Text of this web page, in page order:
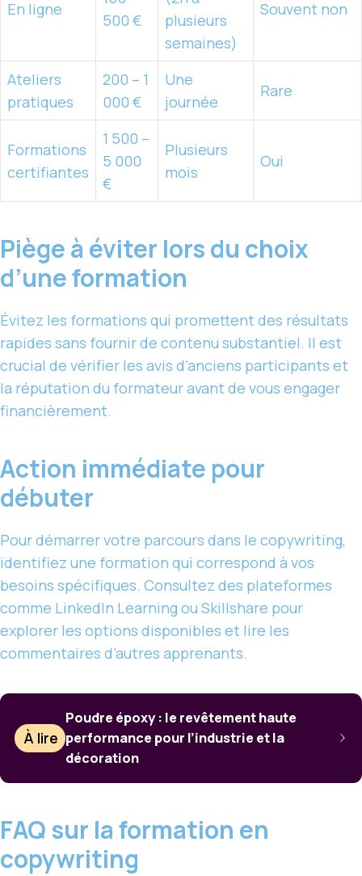
En ligne
500 €
plusieurs
semaines)
Souvent non
Ateliers
pratiques
200 – 1
000 €
Une
journée
Rare
Formations
certifiantes
1 500 –
5 000
€
Plusieurs
mois
Oui
Piège à éviter lors du choix
d’une formation
Évitez les formations qui promettent des résultats
rapides sans fournir de contenu substantiel. Il est
crucial de vérifier les avis d’anciens participants et
la réputation du formateur avant de vous engager
financièrement.
Action immédiate pour
débuter
Pour démarrer votre parcours dans le copywriting,
identifiez une formation qui correspond à vos
besoins spécifiques. Consultez des plateformes
comme LinkedIn Learning ou Skillshare pour
explorer les options disponibles et lire les
commentaires d’autres apprenants.
À lire
Poudre époxy : le revêtement haute
performance pour l’industrie et la
décoration
FAQ sur la formation en
copywriting